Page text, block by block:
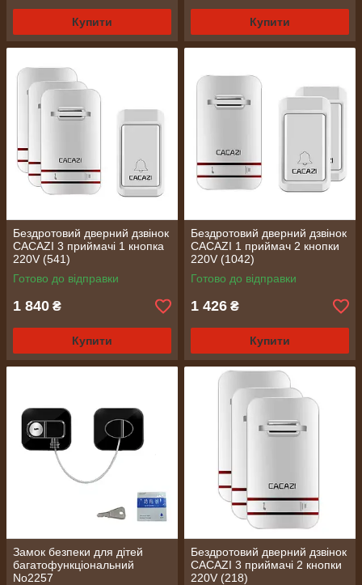
Купити Купити
Бездротовий дверний дзвінок
CACAZI 3 приймачі 1 кнопка
220V (541)
Готово до відправки
1 840 ₴
Купити
Бездротовий дверний дзвінок
CACAZI 1 приймач 2 кнопки
220V (1042)
Готово до відправки
1 426 ₴
Купити
Замок безпеки для дітей
багатофункціональний
No2257
Бездротовий дверний дзвінок
CACAZI 3 приймачі 2 кнопки
220V (218)